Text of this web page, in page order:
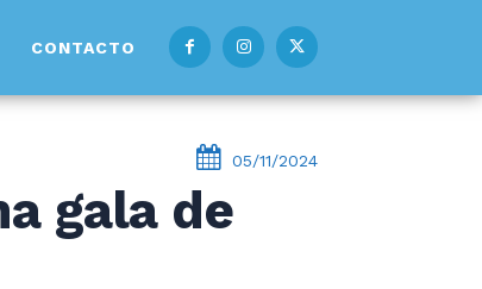
CONTACTO
05/11/2024
gala de